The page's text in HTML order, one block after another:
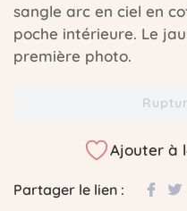
sangle arc en ciel en
poche intérieure. Le
première photo.
Ajouter à
Partager le lien :